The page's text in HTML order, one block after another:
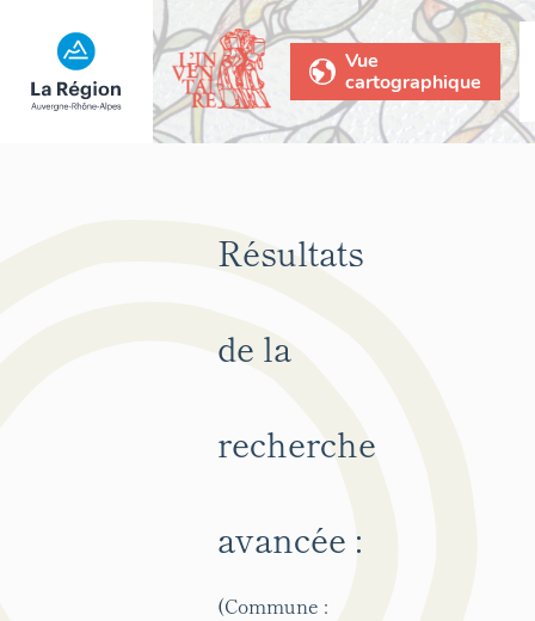
Vue
cartographique
Résultats
de la
recherche
avancée :
(Commune :